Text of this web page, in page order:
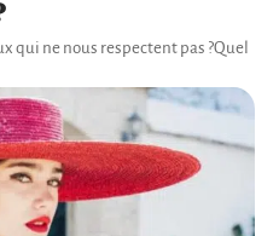
qui ne nous respectent pas ?Quel